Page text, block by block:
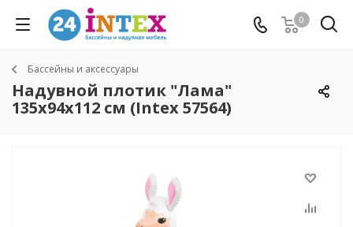
0
Бассейны и аксессуары
Надувной плотик "Лама"
135х94х112 см (Intex 57564)